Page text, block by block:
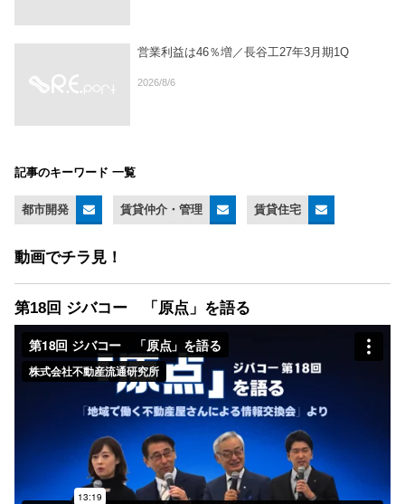
営業利益は46％増／長谷工27年3月期1Q
2026/8/6
記事のキーワード 一覧
都市開発 賃貸仲介・管理 賃貸住宅
動画でチラ見！
第18回 ジバコー 「原点」を語る